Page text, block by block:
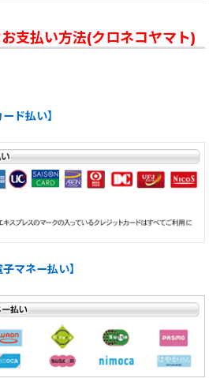
支払い方法(クロネコヤマト)
ド払い】
マネー払い】